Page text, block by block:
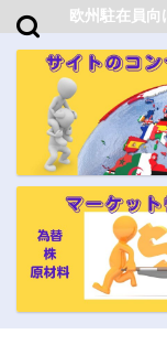
欧州駐在員